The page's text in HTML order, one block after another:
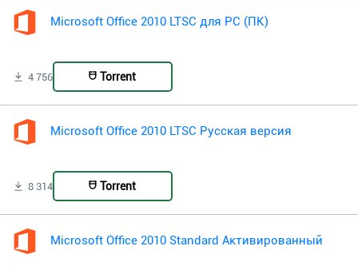
Microsoft Office 2010 LTSC для PC (ПК)
4 756 Torrent
Microsoft Office 2010 LTSC Русская версия
8 314 Torrent
Microsoft Office 2010 Standard Активированный